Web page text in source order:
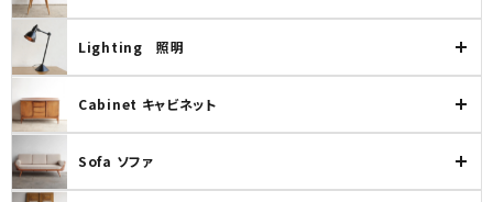
Lighting 照明
Cabinet キャビネット
Sofa ソファ